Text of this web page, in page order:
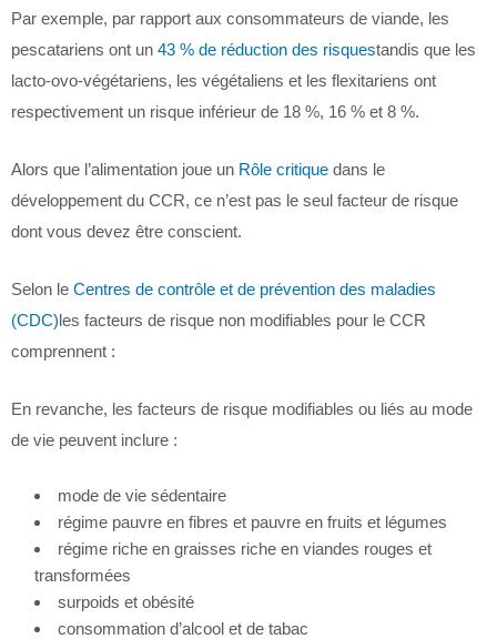
Par exemple, par rapport aux consommateurs de viande, les
pescatariens ont un 43 % de réduction des risquestandis que les
lacto-ovo-végétariens, les végétaliens et les flexitariens ont
respectivement un risque inférieur de 18 %, 16 % et 8 %.
Alors que l’alimentation joue un Rôle critique dans le
développement du CCR, ce n’est pas le seul facteur de risque
dont vous devez être conscient.
Selon le Centres de contrôle et de prévention des maladies
(CDC)les facteurs de risque non modifiables pour le CCR
comprennent :
En revanche, les facteurs de risque modifiables ou liés au mode
de vie peuvent inclure :
mode de vie sédentaire
régime pauvre en fibres et pauvre en fruits et légumes
régime riche en graisses riche en viandes rouges et
transformées
surpoids et obésité
consommation d’alcool et de tabac